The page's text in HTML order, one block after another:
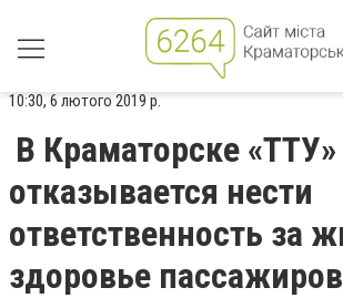
10:30, 6 лютого 2019 р.
В Краматорске «ТТУ»
отказывается нести
ответственность за
здоровье пассажиров